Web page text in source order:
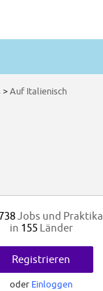
>Auf Italienisch
Jobs und Praktika
in 155Länder
Registrieren
oder Einloggen